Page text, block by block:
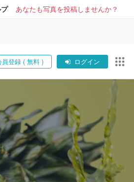
あなたも写真を投稿しませんか？
登録 ( 無料 ) ログイン